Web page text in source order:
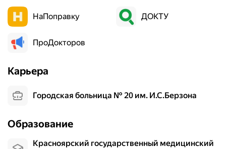
НаПоправку ДОКТУ
ПроДокторов
Карьера
Городская больница № 20 им. И.С.Берзона
Образование
Красноярский государственный медицинский